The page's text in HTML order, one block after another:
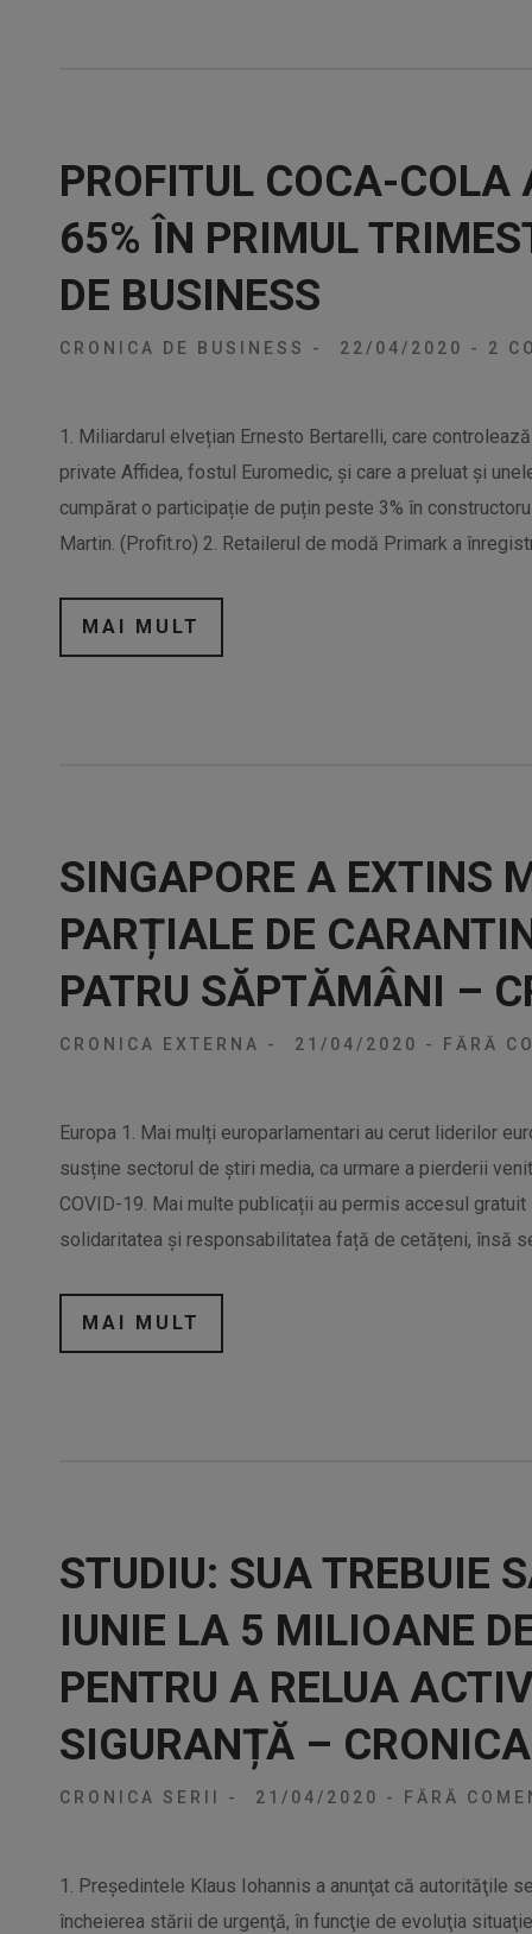
PROFITUL COCA-COLA
65% ÎN PRIMUL
DE BUSINESS
CRONICA DE BUSINESS - 22/04/2020 - 2
1. Miliardarul elvețian Ernesto Bertarelli, care
private Affidea, fostul Euromedic, și care a preluat și
cumpărat o participație de puțin peste 3% în
Martin. (Profit.ro) 2. Retailerul de modă Primark a
MAI MULT
SINGAPORE A EXTINS
PARȚIALE DE
PATRU SĂPTĂMÂNI –
CRONICA EXTERNA - 21/04/2020 - FĂRĂ
Europa 1. Mai mulți europarlamentari au cerut liderilor
susține sectorul de știri media, ca urmare a pierderii
COVID-19. Mai multe publicații au permis accesul
solidaritatea și responsabilitatea față de cetățeni, însă
MAI MULT
STUDIU: SUA TREBUIE
IUNIE LA 5 MILIOANE
PENTRU A RELUA
SIGURANȚĂ –
CRONICA SERII - 21/04/2020 - FĂRĂ
1. Preşedintele Klaus Iohannis a anunţat că autorităţile
încheierea stării de urgenţă, în funcţie de evoluţia